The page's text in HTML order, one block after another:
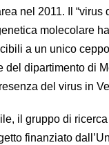
nel 2011. Il “virus
molecolare
a un unico
del dipartimento di
del virus in
il gruppo di
finanziato